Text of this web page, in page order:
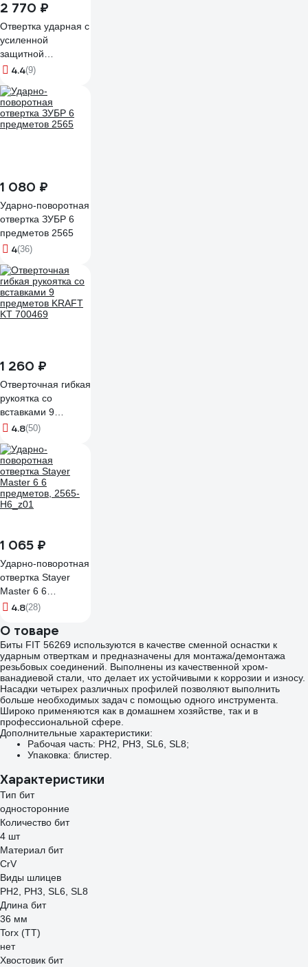
2 770 ₽
Отвертка ударная с
усиленной
защитной
рукояткой со
Дело Техники
766928
4.4(9)
1 080 ₽
Ударно-поворотная
отвертка ЗУБР 6
предметов 2565
4(36)
1 260 ₽
Отверточная гибкая
рукоятка со
вставками 9
предметов KRAFT
4.8(50)
1 065 ₽
Ударно-поворотная
отвертка Stayer
Master 6 6
предметов, 2565-
4.8(28)
О товаре
Биты FIT 56269 используются в качестве сменной оснастки к
ударным отверткам и предназначены для монтажа/демонтажа
резьбовых соединений. Выполнены из качественной хром-
ванадиевой стали, что делает их устойчивыми к коррозии и износу.
Насадки четырех различных профилей позволяют выполнить
больше необходимых задач с помощью одного инструмента.
Широко применяются как в домашнем хозяйстве, так и в
профессиональной сфере.
Дополнительные характеристики:
Рабочая часть: PH2, PH3, SL6, SL8;
Упаковка: блистер.
Характеристики
Тип бит
односторонние
Количество бит
4 шт
Материал бит
CrV
Виды шлицев
PH2, PH3, SL6, SL8
Длина бит
36 мм
Torx (TT)
нет
Хвостовик бит